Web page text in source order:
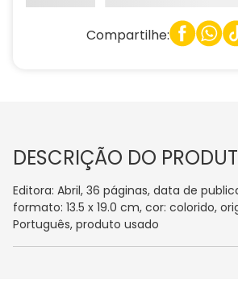
Compartilhe:
DESCRIÇÃO DO
Editora: Abril, 36 páginas, data de
formato: 13.5 x 19.0 cm, cor: colorido,
Português, produto usado